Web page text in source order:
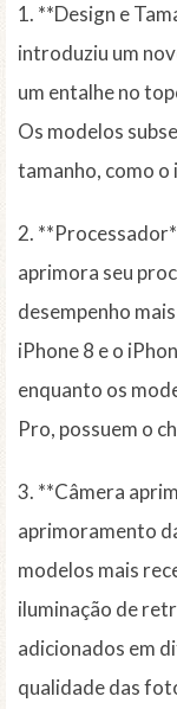
1. **Design e
introduziu um
um entalhe no
Os modelos
tamanho, como o
2.
aprimora seu
desempenho
iPhone 8 e o
enquanto os
Pro, possuem o
3. **Câmera
aprimoramento
modelos mais
iluminação de
adicionados em
qualidade das